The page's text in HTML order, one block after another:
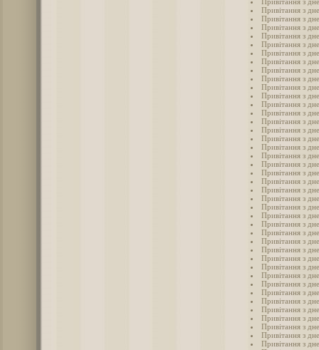
Привітання з
Привітання з
Привітання з
Привітання з
Привітання з
Привітання з
Привітання з
Привітання з
Привітання з
Привітання з
Привітання з
Привітання з
Привітання з
Привітання з
Привітання з
Привітання з
Привітання з
Привітання з
Привітання з
Привітання з
Привітання з
Привітання з
Привітання з
Привітання з
Привітання з
Привітання з
Привітання з
Привітання з
Привітання з
Привітання з
Привітання з
Привітання з
Привітання з
Привітання з
Привітання з
Привітання з
Привітання з
Привітання з
Привітання з
Привітання з